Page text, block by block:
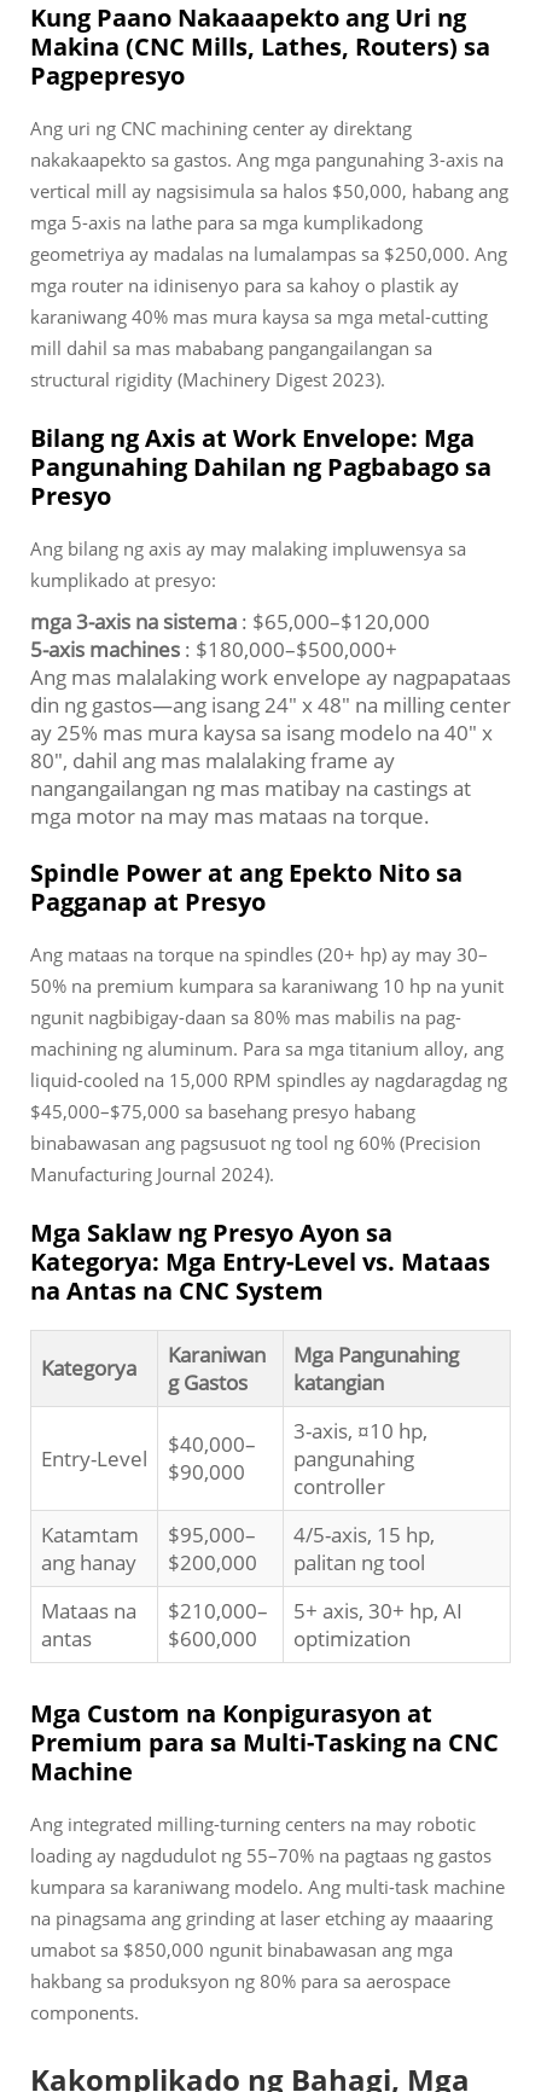
Kung Paano Nakaaapekto ang Uri ng
Makina (CNC Mills, Lathes, Routers) sa
Pagpepresyo
Ang uri ng CNC machining center ay direktang
nakakaapekto sa gastos. Ang mga pangunahing 3-axis na
vertical mill ay nagsisimula sa halos $50,000, habang ang
mga 5-axis na lathe para sa mga kumplikadong
geometriya ay madalas na lumalampas sa $250,000. Ang
mga router na idinisenyo para sa kahoy o plastik ay
karaniwang 40% mas mura kaysa sa mga metal-cutting
mill dahil sa mas mababang pangangailangan sa
structural rigidity (Machinery Digest 2023).
Bilang ng Axis at Work Envelope: Mga
Pangunahing Dahilan ng Pagbabago sa
Presyo
Ang bilang ng axis ay may malaking impluwensya sa
kumplikado at presyo:
mga 3-axis na sistema : $65,000–$120,000
5-axis machines : $180,000–$500,000+
Ang mas malalaking work envelope ay nagpapataas
din ng gastos—ang isang 24" x 48" na milling center
ay 25% mas mura kaysa sa isang modelo na 40" x
80", dahil ang mas malalaking frame ay
nangangailangan ng mas matibay na castings at
mga motor na may mas mataas na torque.
Spindle Power at ang Epekto Nito sa
Pagganap at Presyo
Ang mataas na torque na spindles (20+ hp) ay may 30–
50% na premium kumpara sa karaniwang 10 hp na yunit
ngunit nagbibigay-daan sa 80% mas mabilis na pag-
machining ng aluminum. Para sa mga titanium alloy, ang
liquid-cooled na 15,000 RPM spindles ay nagdaragdag ng
$45,000–$75,000 sa basehang presyo habang
binabawasan ang pagsusuot ng tool ng 60% (Precision
Manufacturing Journal 2024).
Mga Saklaw ng Presyo Ayon sa
Kategorya: Mga Entry-Level vs. Mataas
na Antas na CNC System
Kategorya
Karaniwan
g Gastos
Mga Pangunahing
katangian
Entry-Level
$40,000–
$90,000
3-axis, ¤10 hp,
pangunahing
controller
Katamtam
ang hanay
$95,000–
$200,000
4/5-axis, 15 hp,
palitan ng tool
Mataas na
antas
$210,000–
$600,000
5+ axis, 30+ hp, AI
optimization
Mga Custom na Konpigurasyon at
Premium para sa Multi-Tasking na CNC
Machine
Ang integrated milling-turning centers na may robotic
loading ay nagdudulot ng 55–70% na pagtaas ng gastos
kumpara sa karaniwang modelo. Ang multi-task machine
na pinagsama ang grinding at laser etching ay maaaring
umabot sa $850,000 ngunit binabawasan ang mga
hakbang sa produksyon ng 80% para sa aerospace
components.
Kakomplikado ng Bahagi, Mga